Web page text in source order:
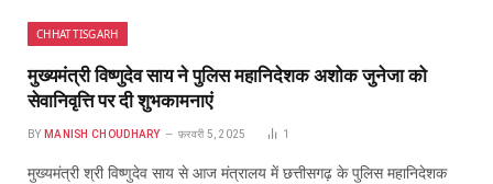
CHHATTISGARH
मुख्यमंत्री विष्णुदेव साय ने पुलिस महानिदेशक अशोक जुनेजा को
सेवानिवृत्ति पर दी शुभकामनाएं
BY MANISH CHOUDHARY फ़रवरी 5, 2025 1
मुख्यमंत्री श्री विष्णुदेव साय से आज मंत्रालय में छत्तीसगढ़ के पुलिस महानिदेशक